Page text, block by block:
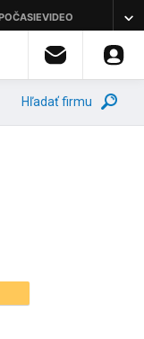
Hľadať firmu